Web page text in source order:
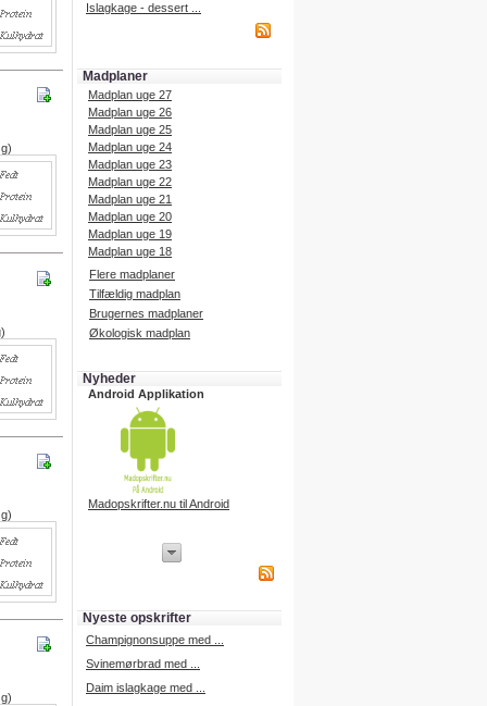
Islagkage - dessert ...
Madplaner
Madplan uge 27
Madplan uge 26
Madplan uge 25
Madplan uge 24
Madplan uge 23
Madplan uge 22
Madplan uge 21
Madplan uge 20
Madplan uge 19
Madplan uge 18
Flere madplaner
Tilfældig madplan
Brugernes madplaner
Økologisk madplan
Nyheder
Android Applikation
Madopskrifter.nu til Android
iPhone udvikling
Nyeste opskrifter
Champignonsuppe med ...
Svinemørbrad med ...
Daim islagkage med ...